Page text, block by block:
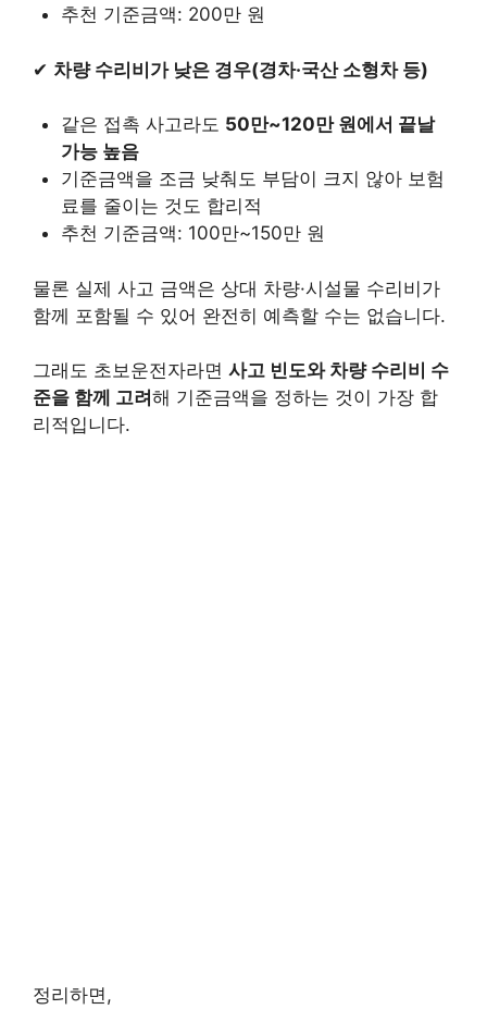
추천 기준금액: 200만 원
✔ 차량 수리비가 낮은 경우(경차·국산 소형차 등)
같은 접촉 사고라도 50만~120만 원에서 끝날
가능 높음
기준금액을 조금 낮춰도 부담이 크지 않아 보험
료를 줄이는 것도 합리적
추천 기준금액: 100만~150만 원
물론 실제 사고 금액은 상대 차량·시설물 수리비가
함께 포함될 수 있어 완전히 예측할 수는 없습니다.
그래도 초보운전자라면 사고 빈도와 차량 수리비 수
준을 함께 고려 해 기준금액을 정하는 것이 가장 합
리적입니다.
정리하면,